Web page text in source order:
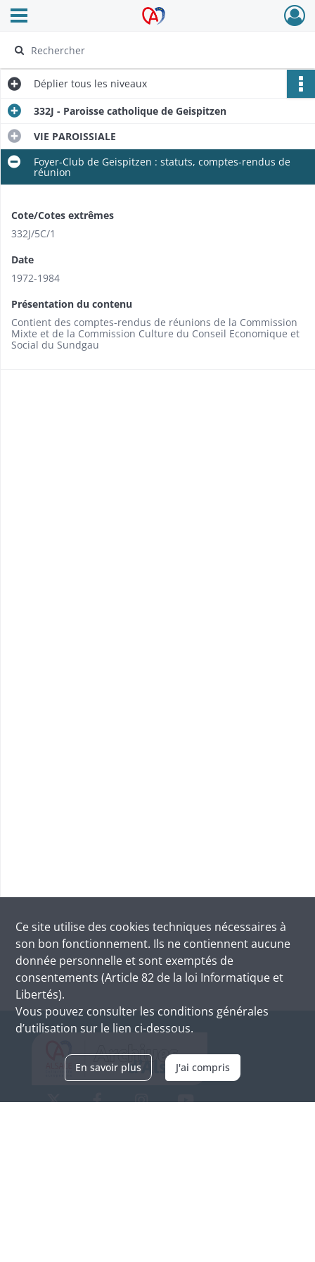
Archives Alsace - Colmar
Ouvrir le menu déroulant
Déplier tous les niveaux
332J - Paroisse catholique de Geispitzen
VIE PAROISSIALE
Foyer-Club de Geispitzen : statuts, comptes-rendus de
réunion
Cote/Cotes extrêmes
332J/​5C/1
Date
1972-1984
Présentation du contenu
Contient des comptes-rendus de réunions de la Commission
Mixte et de la Commission Culture du Conseil Economique et
Social du Sundgau
Ce site utilise des cookies techniques nécessaires à
son bon fonctionnement. Ils ne contiennent aucune
donnée personnelle et sont exemptés de
consentements (Article 82 de la loi Informatique et
Libertés).
Vous pouvez consulter les conditions générales
d’utilisation sur le lien ci-dessous.
En savoir plus J'ai compris